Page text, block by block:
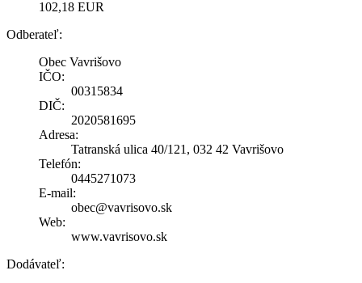
102,18 EUR
Odberateľ:
Obec Vavrišovo
IČO:
00315834
DIČ:
2020581695
Adresa:
Tatranská ulica 40/121, 032 42 Vavrišovo
Telefón:
0445271073
E-mail:
obec@vavrisovo.sk
Web:
www.vavrisovo.sk
Dodávateľ: